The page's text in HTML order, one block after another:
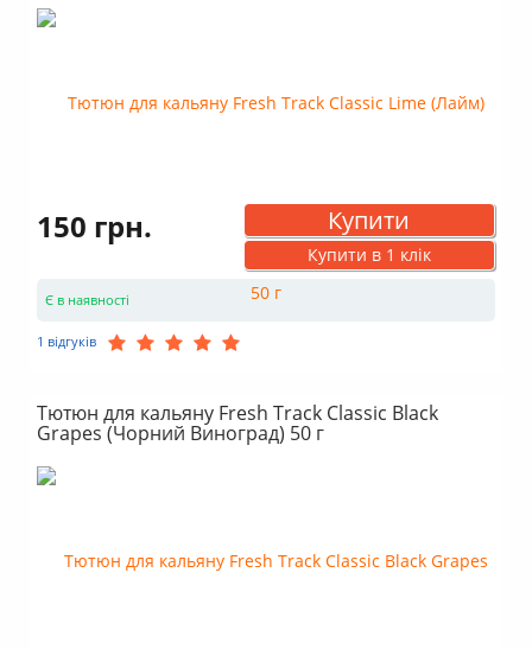
150 грн. Купити
Купити в 1 клік
Є в наявності
1 відгуків
Тютюн для кальяну Fresh Track Classic Black
Grapes (Чорний Виноград) 50 г